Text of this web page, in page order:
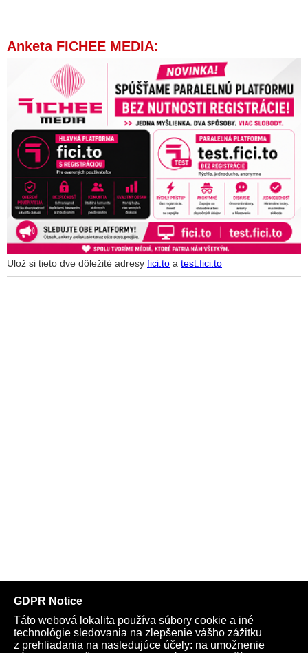
Anketa FICHEE MEDIA:
Ulož si tieto dve dôležité adresy fici.to a test.fici.to